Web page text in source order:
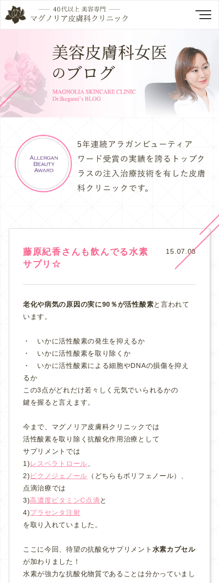
藤原紀香さんも飲んでる水素
サプリ☆
15.07.08
老化や病気の原因の実に90％が活性酸素と言われて
います。
・ いかに活性酸素の発生を抑えるか
・ いかに活性酸素を取り除くか
・ いかに活性酸素による細胞やDNAの損傷を抑え
るか
この3点がどれだけ若々しく元気でいられるかの
鍵を握ると言えます。
今まで、マグノリア皮膚科クリニックでは
活性酸素を取り除く抗酸化作用治療として
サプリメントでは
1)レスベラトロール
2)ピクノジェノール （どちらもポリフェノール）、
点滴治療では
3)高濃度ビタミンC点滴と
4)プラセンタ注射
を取り入れていました。
ここに今回、待望の抗酸化サプリメント 水素カプセル
が加わりました！
水素が強力な抗酸化物質であることは分かっていまし